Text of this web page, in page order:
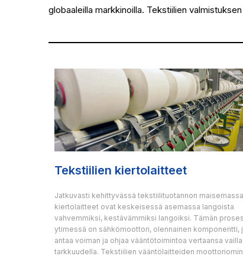
globaaleilla markkinoilla. Tekstiilien
Tekstiilien kiertolaitteet
Jatkuvasti kehittyvässä tekstiilituotannon maisemassa
kiertolaitteet ovat keskeisessä asemassa langoista
vahvemmiksi, kestävämmiksi langoiksi. Tämän
ytimessä on sähkömoottori, olennainen komponentti,
antaa voiman ja ohjaa vääntötoimintoa vertaansa
tarkkuudella. Tekstiilien vääntölaitteiden